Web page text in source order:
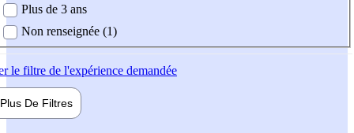
Plus de 3 ans
Non renseignée (1)
le filtre de l'expérience demandée
Plus De Filtres